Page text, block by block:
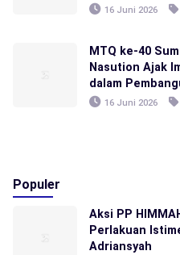
16 Juni 2026
MTQ ke-40
Nasution Ajak
dalam
16 Juni 2026
Populer
Aksi PP
Perlakuan
Adriansyah